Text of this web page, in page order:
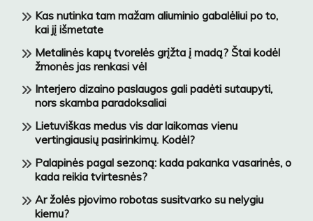
Kas nutinka tam mažam aliuminio gabalėliui po to,
kai jį išmetate
Metalinės kapų tvorelės grįžta į madą? Štai kodėl
žmonės jas renkasi vėl
Interjero dizaino paslaugos gali padėti sutaupyti,
nors skamba paradoksaliai
Lietuviškas medus vis dar laikomas vienu
vertingiausių pasirinkimų. Kodėl?
Palapinės pagal sezoną: kada pakanka vasarinės, o
kada reikia tvirtesnės?
Ar žolės pjovimo robotas susitvarko su nelygiu
kiemu?